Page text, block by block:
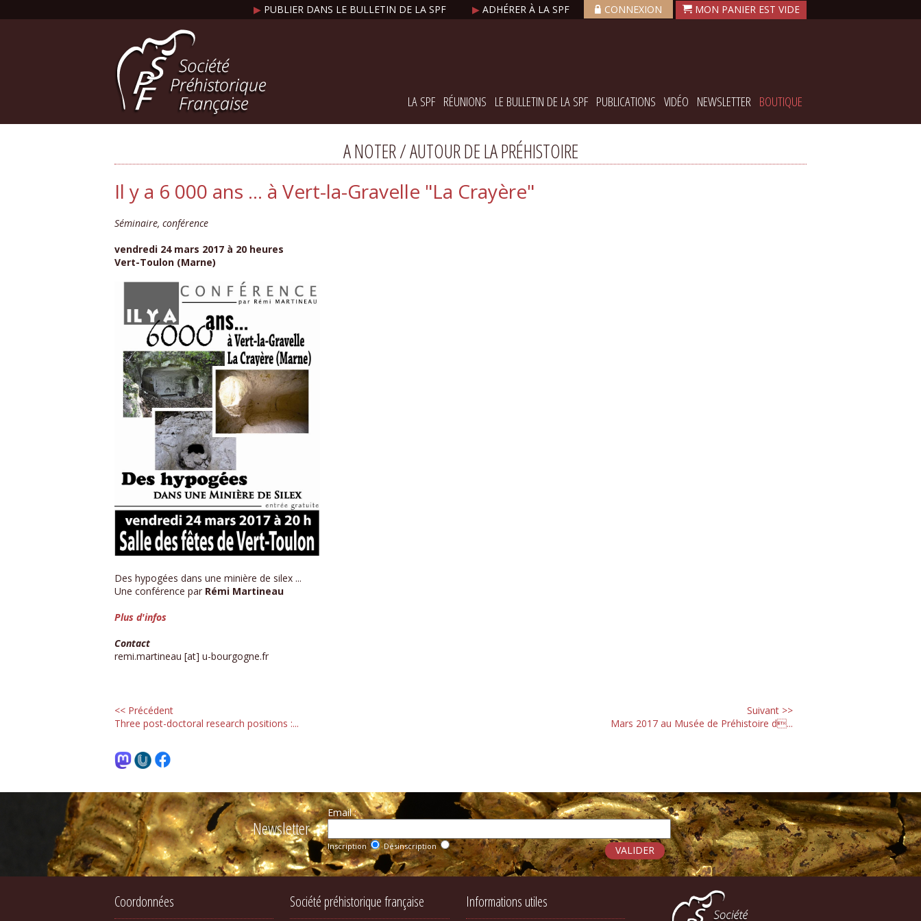
▶ PUBLIER DANS LE BULLETIN DE LA SPF ▶ ADHÉRER À LA SPF CONNEXION
LA SPF RÉUNIONS LE BULLETIN DE LA SPF PUBLICATIONS VIDÉO NEWSLETTER BOUTIQUE
A NOTER / AUTOUR DE LA PRÉHISTOIRE
Il y a 6 000 ans ... à Vert-la-Gravelle "La Crayère"
Séminaire, conférence
vendredi 24 mars 2017 à 20 heures
Vert-Toulon (Marne)
Des hypogées dans une minière de silex ...
Une conférence par Rémi Martineau
Plus d'infos
Contact
remi.martineau [at] u-bourgogne.fr
<< Précédent
Three post-doctoral research positions :...
Suivant >>
Mars 2017 au Musée de Préhistoire d...
Newsletter
Email :
Inscription Désinscription
Coordonnées Société préhistorique française Informations utiles